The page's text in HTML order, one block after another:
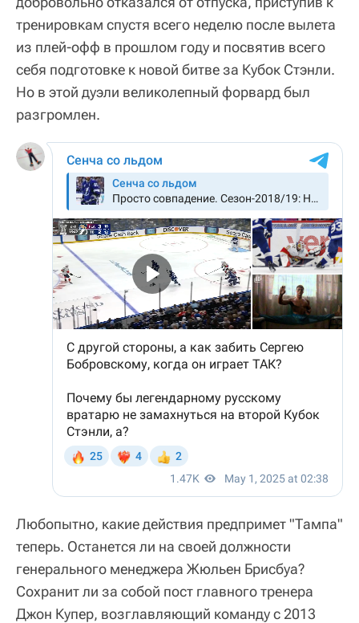
тренировкам спустя всего неделю после вылета
из плей-офф в прошлом году и посвятив всего
себя подготовке к новой битве за Кубок Стэнли.
Но в этой дуэли великолепный форвард был
разгромлен.
Любопытно, какие действия предпримет "Тампа"
теперь. Останется ли на своей должности
генерального менеджера Жюльен Брисбуа?
Сохранит ли за собой пост главного тренера
Джон Купер, возглавляющий команду с 2013